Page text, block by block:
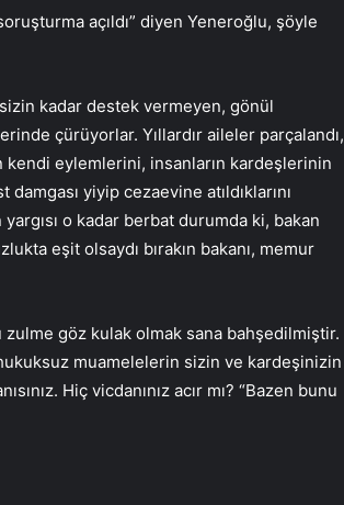
açıldı” diyen Yeneroğlu, şöyle
kadar destek vermeyen, gönül
çürüyorlar. Yıllardır aileler parçalandı,
kendi eylemlerini, insanların kardeşlerinin
yiyip cezaevine atıldıklarını
o kadar berbat durumda ki, bakan
eşit olsaydı bırakın bakanı, memur
göz kulak olmak sana bahşedilmiştir.
muamelelerin sizin ve kardeşinizin
Hiç vicdanınız acır mı? “Bazen bunu